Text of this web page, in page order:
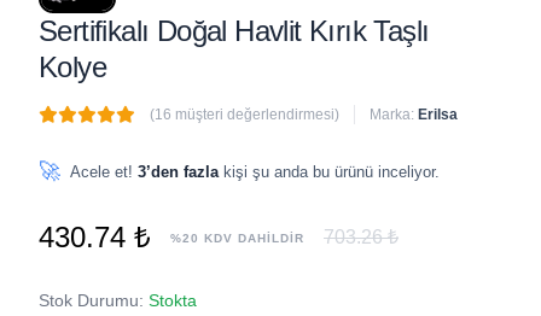
Sertifikalı Doğal Havlit Kırık Taşlı
Kolye
(16 müşteri değerlendirmesi) Marka: Erilsa
🚀 Acele et! 3’den fazla kişi şu anda bu ürünü inceliyor.
430.74 ₺ %20 KDV DAHİLDİR 703.26 ₺
Stok Durumu: Stokta